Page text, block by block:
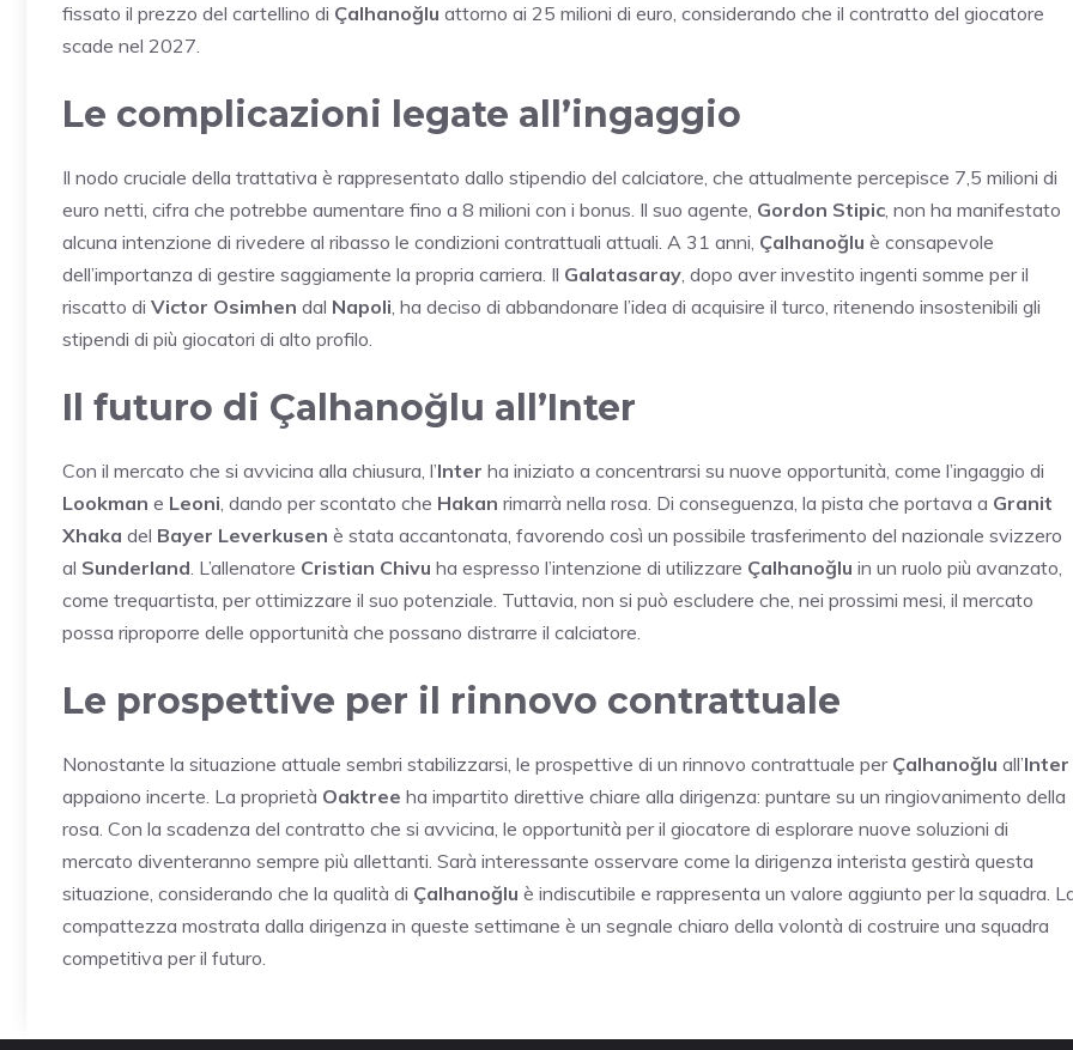
fissato il prezzo del cartellino di Çalhanoğlu attorno ai 25 milioni di euro, considerando che il contratto del giocatore
scade nel 2027.
Le complicazioni legate all’ingaggio
Il nodo cruciale della trattativa è rappresentato dallo stipendio del calciatore, che attualmente percepisce 7,5 milioni di
euro netti, cifra che potrebbe aumentare fino a 8 milioni con i bonus. Il suo agente, Gordon Stipic, non ha manifestato
alcuna intenzione di rivedere al ribasso le condizioni contrattuali attuali. A 31 anni, Çalhanoğlu è consapevole
dell’importanza di gestire saggiamente la propria carriera. Il Galatasaray, dopo aver investito ingenti somme per il
riscatto di Victor Osimhen dal Napoli, ha deciso di abbandonare l’idea di acquisire il turco, ritenendo insostenibili gli
stipendi di più giocatori di alto profilo.
Il futuro di Çalhanoğlu all’Inter
Con il mercato che si avvicina alla chiusura, l’Inter ha iniziato a concentrarsi su nuove opportunità, come l’ingaggio di
Lookman e Leoni, dando per scontato che Hakan rimarrà nella rosa. Di conseguenza, la pista che portava a Granit
Xhaka del Bayer Leverkusen è stata accantonata, favorendo così un possibile trasferimento del nazionale svizzero
al Sunderland. L’allenatore Cristian Chivu ha espresso l’intenzione di utilizzare Çalhanoğlu in un ruolo più avanzato,
come trequartista, per ottimizzare il suo potenziale. Tuttavia, non si può escludere che, nei prossimi mesi, il mercato
possa riproporre delle opportunità che possano distrarre il calciatore.
Le prospettive per il rinnovo contrattuale
Nonostante la situazione attuale sembri stabilizzarsi, le prospettive di un rinnovo contrattuale per Çalhanoğlu all’Inter
appaiono incerte. La proprietà Oaktree ha impartito direttive chiare alla dirigenza: puntare su un ringiovanimento della
rosa. Con la scadenza del contratto che si avvicina, le opportunità per il giocatore di esplorare nuove soluzioni di
mercato diventeranno sempre più allettanti. Sarà interessante osservare come la dirigenza interista gestirà questa
situazione, considerando che la qualità di Çalhanoğlu è indiscutibile e rappresenta un valore aggiunto per la squadra.
compattezza mostrata dalla dirigenza in queste settimane è un segnale chiaro della volontà di costruire una squadra
competitiva per il futuro.